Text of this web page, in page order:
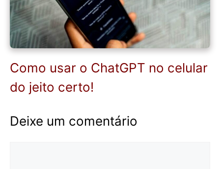
Como usar o ChatGPT no celular
do jeito certo!
Deixe um comentário